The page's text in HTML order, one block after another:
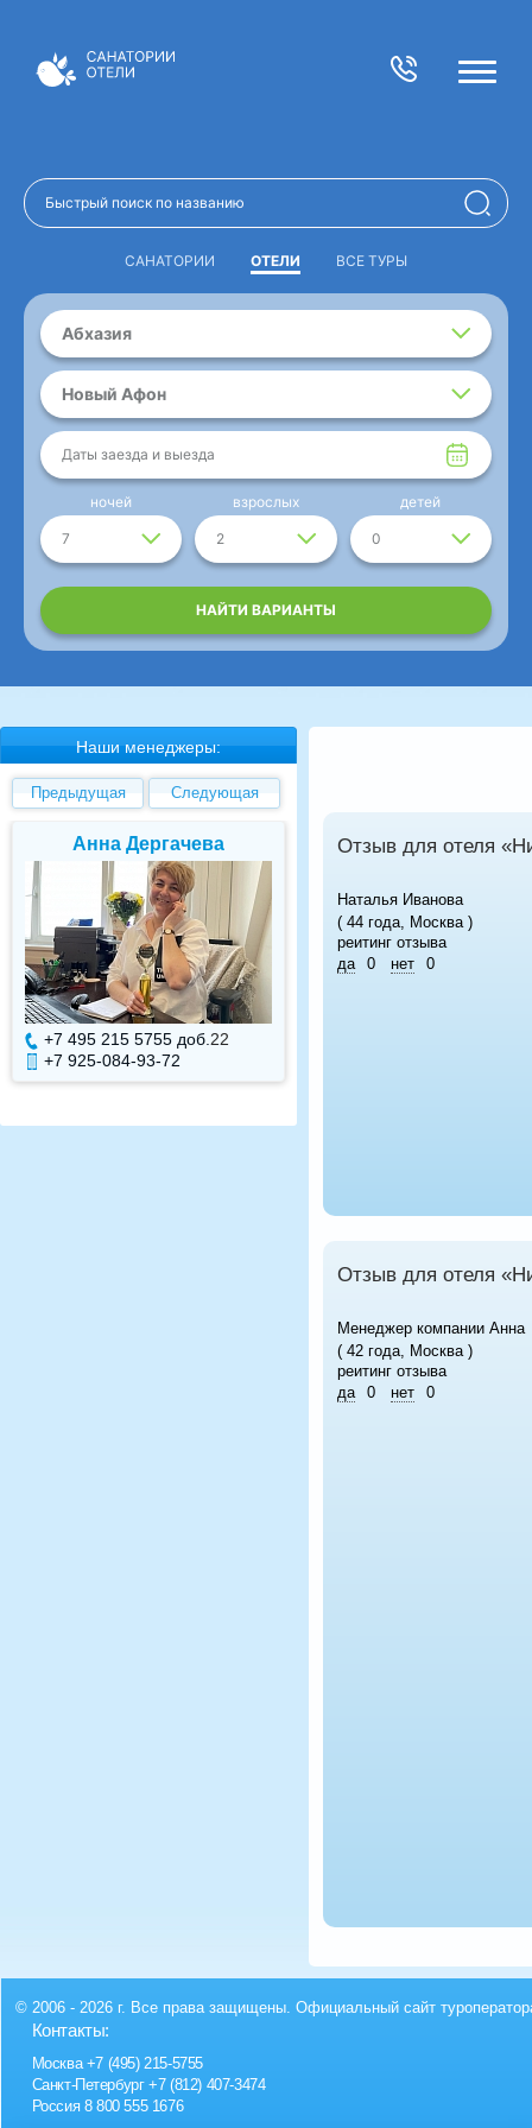
САНАТОРИИ ОТЕЛИ ВСЕ ТУРЫ
Абхазия
Новый Афон
Даты заезда и выезда
7
ночей
2
взрослых
0
детей
НАЙТИ ВАРИАНТЫ
Наши менеджеры:
Предыдущая Следующая
Анна Дергачева
+7 495 215 5755 доб. 22
+7 925-084-93-72
Елена
Отзыв для отеля
Наталья Иванова
( 44 года, Москва )
реитинг отзыва
да
0 нет 0
Отзыв для отеля
Менеджер компании Анна
( 42 года, Москва )
реитинг отзыва
да
0 нет 0
© 2006 - 2026 г. Все права защищены. Официальный сайт
Контакты:
Москва+7 (495) 215-5755
Санкт-Петербург+7 (812) 407-3474
Россия 8 800 555 1676